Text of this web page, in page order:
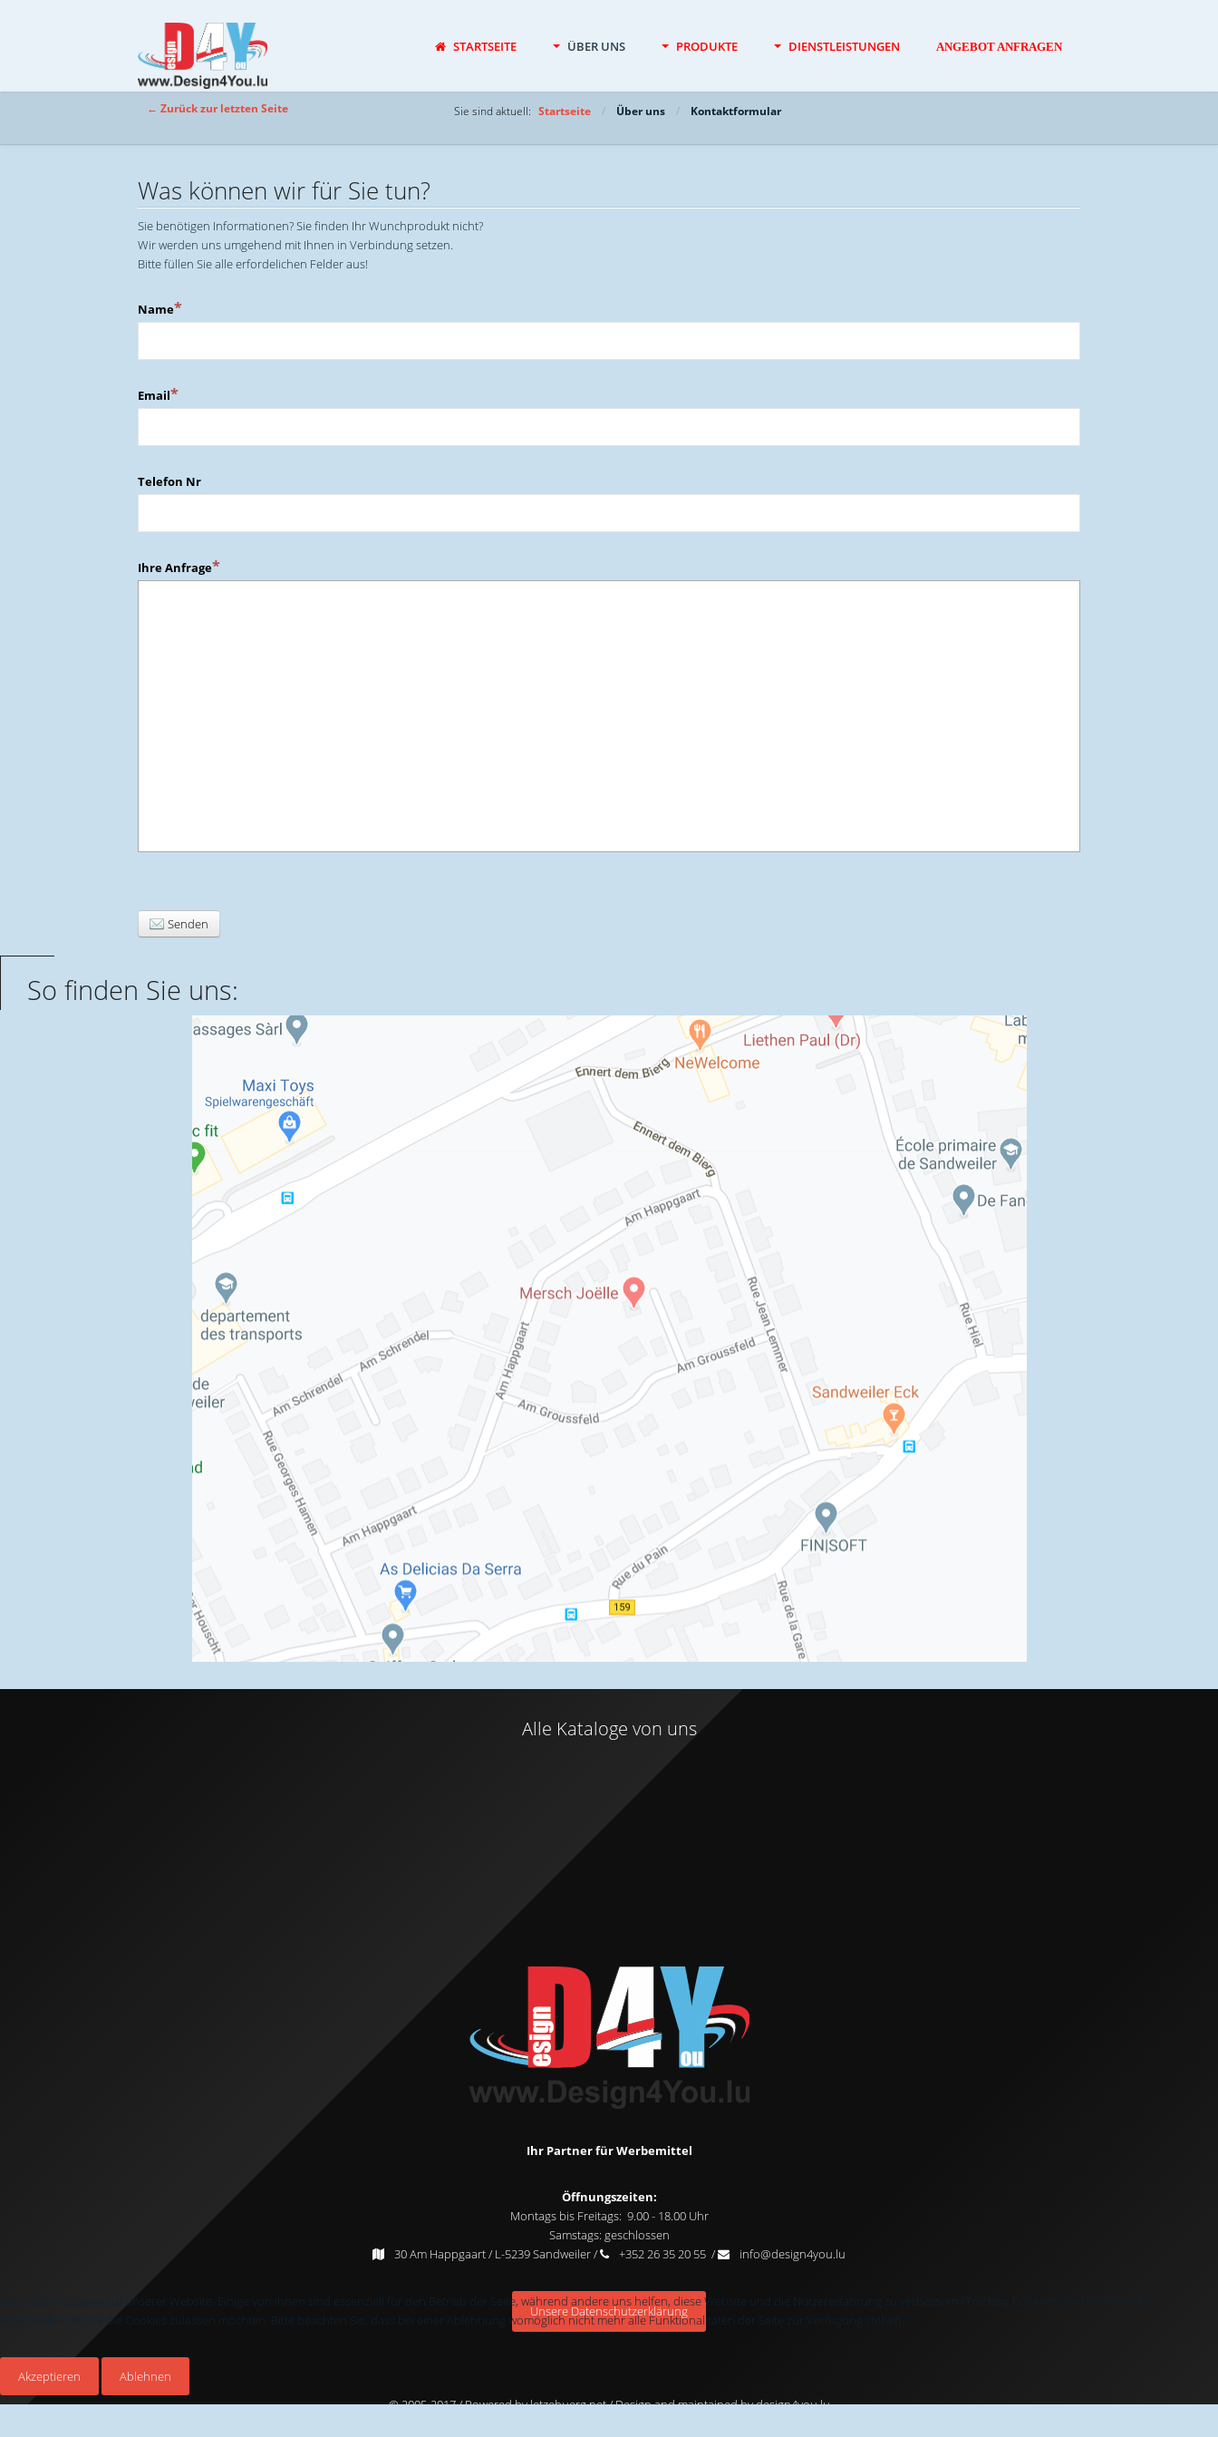
STARTSEITE ÜBER UNS PRODUKTE DIENSTLEISTUNGEN ANGEBOT ANFRAGEN
← Zurück zur letzten Seite Sie sind aktuell: Startseite Über uns Kontaktformular
Was können wir für Sie tun?
Sie benötigen Informationen? Sie finden Ihr Wunchprodukt nicht?
Wir werden uns umgehend mit Ihnen in Verbindung setzen.
Bitte füllen Sie alle erfordelichen Felder aus!
Name
Email
Telefon Nr
Ihre Anfrage
Senden
So finden Sie uns:
Alle Kataloge von uns
Ihr Partner für Werbemittel
Öffnungszeiten:
Montags bis Freitags: 9.00 - 18.00 Uhr
Samstags: geschlossen
30 Am Happgaart / L-5239 Sandweiler /
+352 26 35 20 55 / info@design4you.lu
Unsere Datenschutzerklärung
© 2005-2017 / Powered byletzebuerg.net/ Design and maintained bydesign4you.lu
Wir nutzen Cookies auf unserer Website. Einige von ihnen sind essenziell für den Betrieb der Seite, während andere uns helfen, diese Website und die Nutzererfahrung zu verbessern (Tracking Cookies). Sie können selbst
entscheiden, ob Sie die Cookies zulassen möchten. Bitte beachten Sie, dass bei einer Ablehnung womöglich nicht mehr alle Funktionalitäten der Seite zur Verfügung stehen.
Akzeptieren Ablehnen